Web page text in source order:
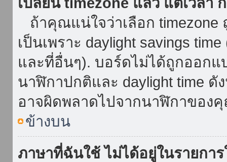
ถ้าคุณแน่ใจว่าเลือก timezone
เป็นเพราะ daylight savings
และที่อื่นๆ). บอร์ดไม่ได้ถูกออกแ
นาฬิกาปกติและ daylight time
อาจผิดพลาดไปจากนาฬิกาของ
ข้างบน
ภาษาที่ฉันใช้ ไม่ได้อยู่ในรายการ